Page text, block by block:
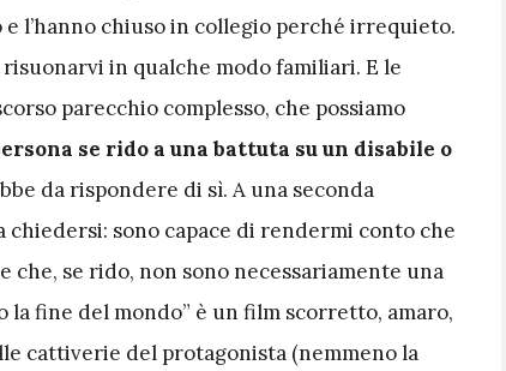
l’hanno chiuso in collegio perché irrequieto.
in qualche modo familiari. E le
parecchio complesso, che possiamo
se rido a una battuta su un disabile o
da rispondere di sì. A una seconda
sono capace di rendermi conto che
se rido, non sono necessariamente una
la fine del mondo” è un film scorretto, amaro,
cattiverie del protagonista (nemmeno la